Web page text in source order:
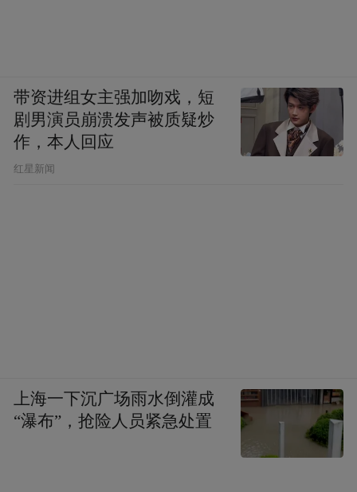
带资进组女主强加吻戏，短
剧男演员崩溃发声被质疑炒
作，本人回应
​红星新闻
上海一下沉广场雨水倒灌成
“瀑布”，抢险人员紧急处置